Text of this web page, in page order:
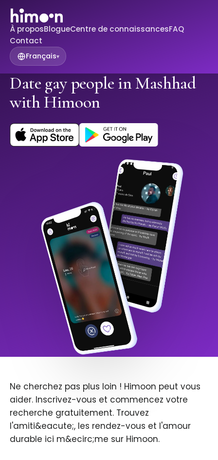
À proposBlogueCentre de connaissancesFAQ
Contact
Français▾
Date gay people in Mashhad
with Himoon
Ne cherchez pas plus loin ! Himoon peut vous
aider. Inscrivez-vous et commencez votre
recherche gratuitement. Trouvez
l'amiti&eacute;, les rendez-vous et l'amour
durable ici m&ecirc;me sur Himoon.